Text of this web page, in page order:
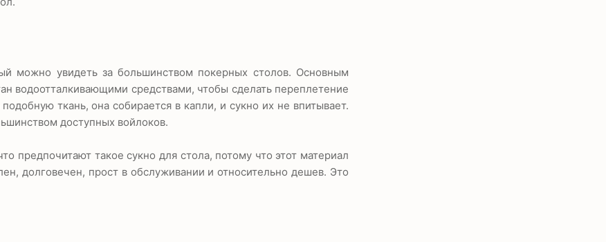
можно увидеть за большинством покерных столов. Основным
водоотталкивающими средствами, чтобы сделать переплетение
ткань, она собирается в капли, и сукно их не впитывает.
доступных войлоков.
предпочитают такое сукно для стола, потому что этот материал
долговечен, прост в обслуживании и относительно дешев. Это